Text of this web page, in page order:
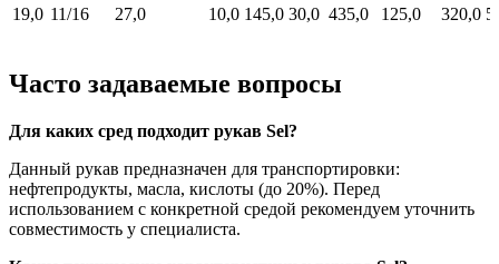
19,0 11/16 27,0 10,0 145,0 30,0 435,0 125,0 320,0
Часто задаваемые вопросы
Для каких сред подходит рукав Sel?
Данный рукав предназначен для транспортировки:
нефтепродукты, масла, кислоты (до 20%). Перед
использованием с конкретной средой рекомендуем уточнить
совместимость у специалиста.